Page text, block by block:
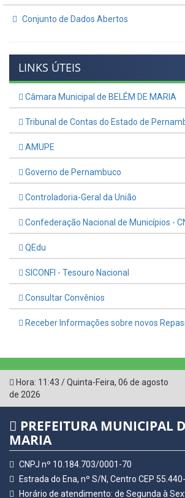
Conjunto de Dados Abertos
LINKS ÚTEIS
Câmara Municipal de BELÉM DE MARIA
Tribunal de Contas do Estado de
AMUPE
Governo de Pernambuco
Controladoria-Geral da União
Confederação Nacional de Municípios -
QEdu
SICONFI - Tesouro Nacional
Consultar Convênios
Receber Informações sobre novos
Hora: 11:43 /Quinta-Feira, 06 de agosto
de 2026
PREFEITURA MUNICIPAL
MARIA
CNPJ nº 10.184.703/0001-70
Estrada do Ena, nº S/N, Centro CEP
Horário de atendimento: de Segunda à